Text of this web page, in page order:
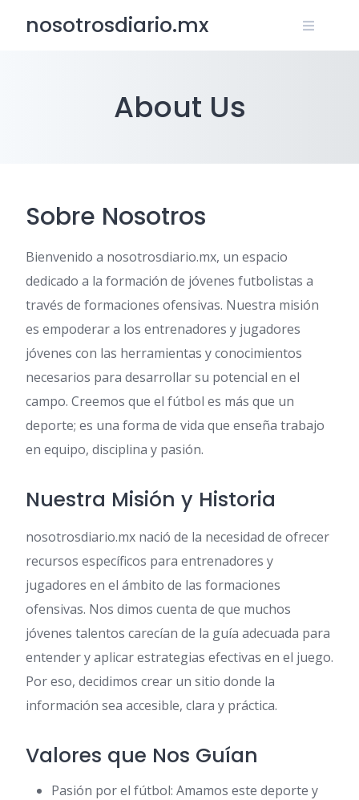
nosotrosdiario.mx
About Us
Sobre Nosotros
Bienvenido a nosotrosdiario.mx, un espacio
dedicado a la formación de jóvenes futbolistas a
través de formaciones ofensivas. Nuestra misión
es empoderar a los entrenadores y jugadores
jóvenes con las herramientas y conocimientos
necesarios para desarrollar su potencial en el
campo. Creemos que el fútbol es más que un
deporte; es una forma de vida que enseña trabajo
en equipo, disciplina y pasión.
Nuestra Misión y Historia
nosotrosdiario.mx nació de la necesidad de ofrecer
recursos específicos para entrenadores y
jugadores en el ámbito de las formaciones
ofensivas. Nos dimos cuenta de que muchos
jóvenes talentos carecían de la guía adecuada para
entender y aplicar estrategias efectivas en el juego.
Por eso, decidimos crear un sitio donde la
información sea accesible, clara y práctica.
Valores que Nos Guían
Pasión por el fútbol: Amamos este deporte y